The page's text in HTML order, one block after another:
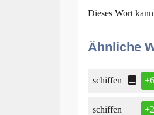
Dieses Wort
Ähnliche
schiffen
schiffen +2